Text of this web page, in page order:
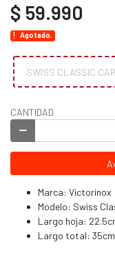
$ 59.990
Agotado.
SWISS CLASSIC
CANTIDAD
Marca: Victorinox
Modelo: Swiss
Largo hoja:
Largo total: 35cm